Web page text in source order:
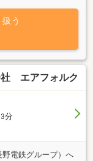
う
エアフォルク
分
電鉄グループ）へ